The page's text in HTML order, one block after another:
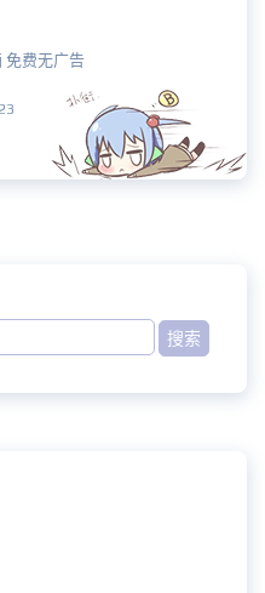
免费无广告